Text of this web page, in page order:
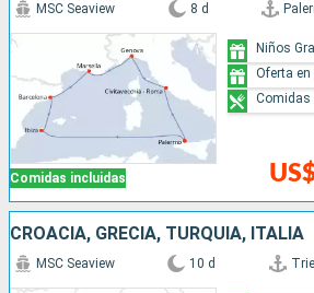
Comidas incluidas
MSC Seaview 8 d
Niños
Oferta en
Comidas
CROACIA, GRECIA, TURQUÍA, ITALIA
MSC Seaview 10 d